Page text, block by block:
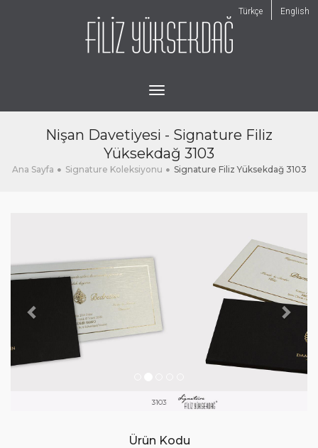
Türkçe English
toggle
navigation
Nişan Davetiyesi - Signature Filiz
Yüksekdağ 3103
Ana Sayfa Signature Koleksiyonu Signature Filiz Yüksekdağ 3103
Ürün Kodu